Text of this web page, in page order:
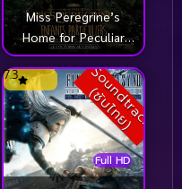
Miss Peregrine’s
Home for Peculiar
Children (2016) บ้าน
เพริกริน เด็กสุด
มหัศจรรย์S
o
u
n
d
t
r
a
c
k
(
ซั
บ
ไ
ท
ย
)
Full HD
7.3